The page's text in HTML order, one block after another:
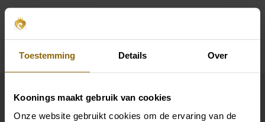
Toestemming Details Over
Koonings maakt gebruik van cookies
Onze website gebruikt cookies om de ervaring van de
Beschikbaarheid per winkel
compleet